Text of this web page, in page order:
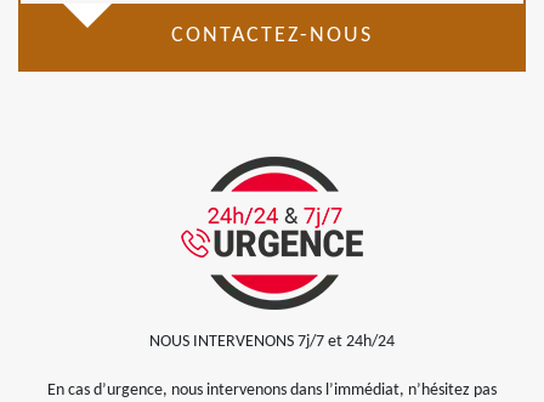
CONTACTEZ-NOUS
NOUS INTERVENONS 7j/7 et 24h/24
En cas d’urgence, nous intervenons dans l’immédiat, n’hésitez pas